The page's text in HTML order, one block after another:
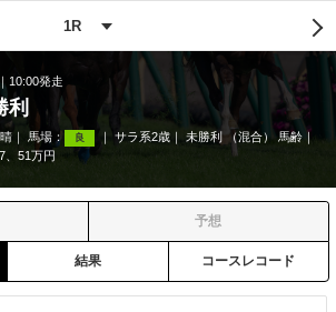
10:00発走
利
晴 馬場： 良 サラ系2歳
未勝利 （混合） 馬齢
、51万円
予想
結果 コースレコード